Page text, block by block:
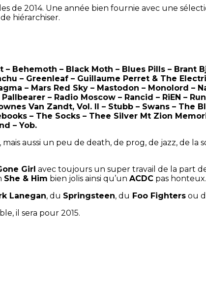
de 2014. Une année bien fournie avec une
hiérarchiser.
– Behemoth – Black Moth – Blues Pills – Brant
– Greenleaf – Guillaume Perret & The
– Mars Red Sky – Mastodon – Monolord –
– Radio Moscow – Rancid – RiEN –
Van Zandt, Vol. II – Stubb – Swans – The
– The Socks – Thee Silver Mt Zion
– Yob.
aussi un peu de death, de prog, de jazz, de
Girl avec toujours un super travail de la part
She & Him bien jolis ainsi qu’un ACDC pas honteux.
Lanegan, du Springsteen, du Foo Fighters ou
il sera pour 2015.